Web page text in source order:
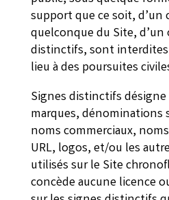
support que ce soit, d’un
quelconque du Site,
distinctifs, sont
lieu à des poursuites
Signes distinctifs
marques, dénominations
noms commerciaux,
URL, logos, et/ou les
utilisés sur le Site
concède aucune licence